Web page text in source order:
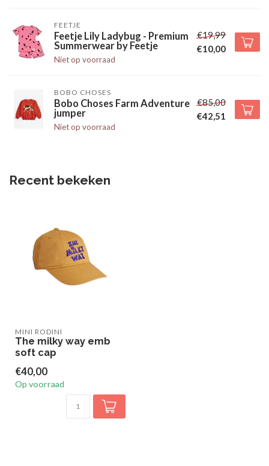
FEETJE
Feetje Lily Ladybug - Premium
Summerwear by Feetje
Niet op voorraad
€19,99
€10,00
BOBO CHOSES
Bobo Choses Farm Adventure
jumper
Niet op voorraad
€85,00
€42,51
Recent bekeken
MINI RODINI
The milky way emb
soft cap
€40,00
Op voorraad